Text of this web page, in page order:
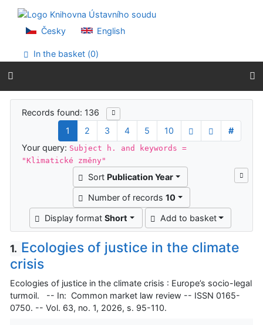
Go to menu
Accessibility declaration
Česky English
In the basket (0)
Search results
Records found: 136
1
2 3 4 5 10
#
Your query: Subject h. and keywords =
"Klimatické změny"
Sort Publication Year
Number of records 10
Display formatShort Add to basket
1. Ecologies of justice in the climate
crisis
Ecologies of justice in the climate crisis : Europe’s socio-legal
turmoil. -- In: Common market law review -- ISSN 0165-
0750. -- Vol. 63, no. 1, 2026, s. 95-110.